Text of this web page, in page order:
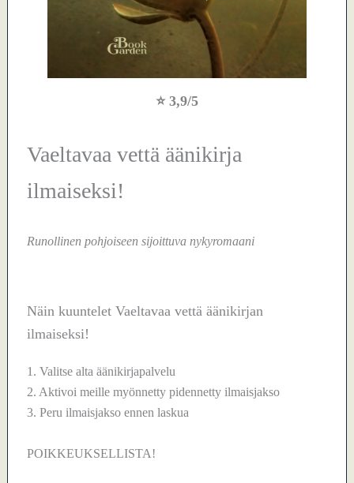
⭐ 3,9/5
Vaeltavaa vettä äänikirja
ilmaiseksi!
Runollinen pohjoiseen sijoittuva nykyromaani
Näin kuuntelet Vaeltavaa vettä äänikirjan
ilmaiseksi!
1. Valitse alta äänikirjapalvelu
2. Aktivoi meille myönnetty pidennetty ilmaisjakso
3. Peru ilmaisjakso ennen laskua
POIKKEUKSELLISTA!